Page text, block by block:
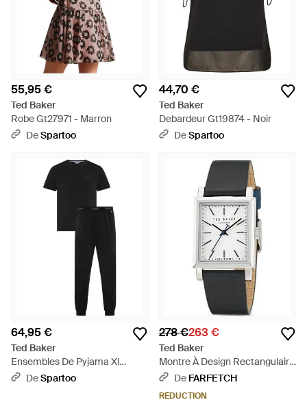
55,95 €
Ted Baker
Robe Gt27971 - Marron
DeSpartoo
44,70 €
Ted Baker
Debardeur Gt19874 - Noir
DeSpartoo
64,95 €
Ted Baker
Ensembles De Pyjama Xl
Gt20489 - Noir
DeSpartoo
278 €263 €
Ted Baker
Montre À Design Rectangulaire
26 Mm - Gris
De FARFETCH
RÉDUCTION